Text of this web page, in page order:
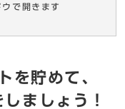
で開きます
を貯めて、
ましょう！